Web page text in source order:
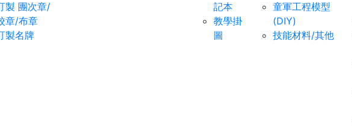
製 團次章/
章/布章
製名牌
記本
教學掛
圖
童軍工程模型
(DIY)
技能材料/其他